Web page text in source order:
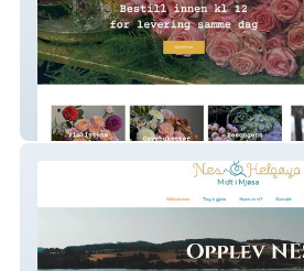
Bjørvika Blomster